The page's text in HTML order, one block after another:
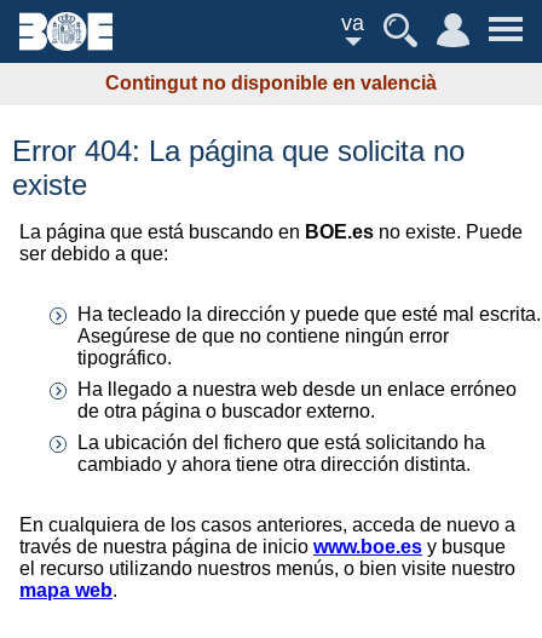
va
Contingut no disponible en valencià
Error 404: La página que solicita no
existe
La página que está buscando en BOE.es no existe. Puede
ser debido a que:
Ha tecleado la dirección y puede que esté mal escrita.
Asegúrese de que no contiene ningún error
tipográfico.
Ha llegado a nuestra web desde un enlace erróneo
de otra página o buscador externo.
La ubicación del fichero que está solicitando ha
cambiado y ahora tiene otra dirección distinta.
En cualquiera de los casos anteriores, acceda de nuevo a
través de nuestra página de inicio www.boe.es y busque
el recurso utilizando nuestros menús, o bien visite nuestro
mapa web.